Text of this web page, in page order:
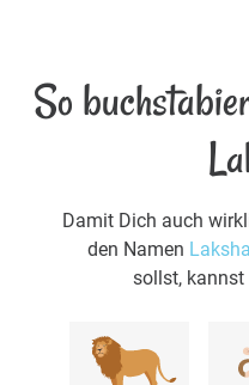
So
Damit Dich auch
den Namen
sollst,